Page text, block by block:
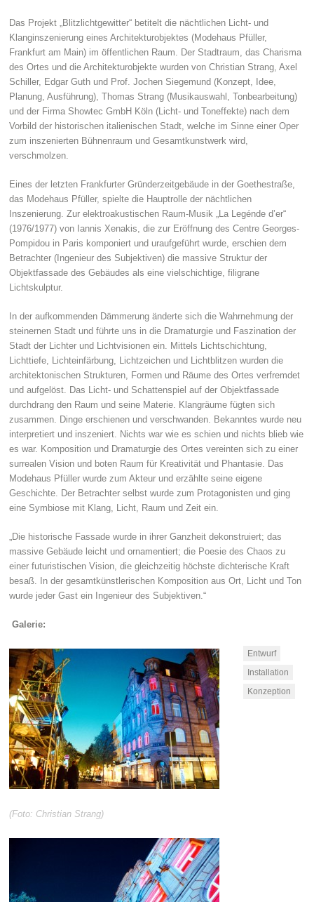
Das Projekt „Blitzlichtgewitter“ betitelt die nächtlichen Licht- und
Klanginszenierung eines Architekturobjektes (Modehaus Pfüller,
Frankfurt am Main) im öffentlichen Raum. Der Stadtraum, das Charisma
des Ortes und die Architekturobjekte wurden von Christian Strang, Axel
Schiller, Edgar Guth und Prof. Jochen Siegemund (Konzept, Idee,
Planung, Ausführung), Thomas Strang (Musikauswahl, Tonbearbeitung)
und der Firma Showtec GmbH Köln (Licht- und Toneffekte) nach dem
Vorbild der historischen italienischen Stadt, welche im Sinne einer Oper
zum inszenierten Bühnenraum und Gesamtkunstwerk wird,
verschmolzen.
Eines der letzten Frankfurter Gründerzeitgebäude in der Goethestraße,
das Modehaus Pfüller, spielte die Hauptrolle der nächtlichen
Inszenierung. Zur elektroakustischen Raum-Musik „La Legénde d’er“
(1976/1977) von Iannis Xenakis, die zur Eröffnung des Centre Georges-
Pompidou in Paris komponiert und uraufgeführt wurde, erschien dem
Betrachter (Ingenieur des Subjektiven) die massive Struktur der
Objektfassade des Gebäudes als eine vielschichtige, filigrane
Lichtskulptur.
In der aufkommenden Dämmerung änderte sich die Wahrnehmung der
steinernen Stadt und führte uns in die Dramaturgie und Faszination der
Stadt der Lichter und Lichtvisionen ein. Mittels Lichtschichtung,
Lichttiefe, Lichteinfärbung, Lichtzeichen und Lichtblitzen wurden die
architektonischen Strukturen, Formen und Räume des Ortes verfremdet
und aufgelöst. Das Licht- und Schattenspiel auf der Objektfassade
durchdrang den Raum und seine Materie. Klangräume fügten sich
zusammen. Dinge erschienen und verschwanden. Bekanntes wurde neu
interpretiert und inszeniert. Nichts war wie es schien und nichts blieb wie
es war. Komposition und Dramaturgie des Ortes vereinten sich zu einer
surrealen Vision und boten Raum für Kreativität und Phantasie. Das
Modehaus Pfüller wurde zum Akteur und erzählte seine eigene
Geschichte. Der Betrachter selbst wurde zum Protagonisten und ging
eine Symbiose mit Klang, Licht, Raum und Zeit ein.
„Die historische Fassade wurde in ihrer Ganzheit dekonstruiert; das
massive Gebäude leicht und ornamentiert; die Poesie des Chaos zu
einer futuristischen Vision, die gleichzeitig höchste dichterische Kraft
besaß. In der gesamtkünstlerischen Komposition aus Ort, Licht und Ton
wurde jeder Gast ein Ingenieur des Subjektiven.“
Galerie:
(Foto: Christian Strang)
Entwurf
Installation
Konzeption